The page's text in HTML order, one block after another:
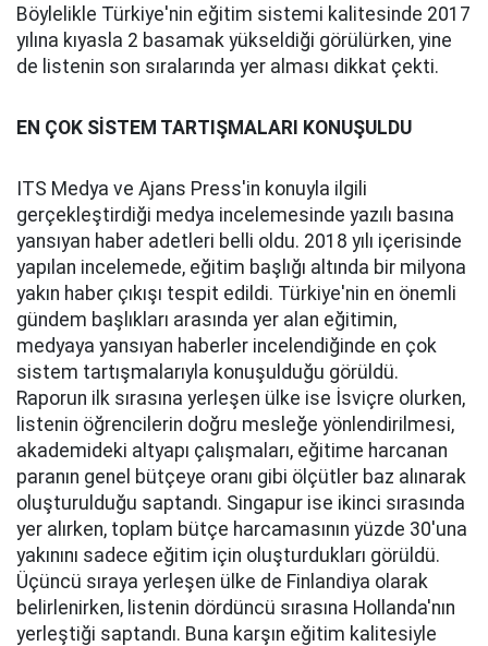
Böylelikle Türkiye'nin eğitim sistemi kalitesinde 2017
yılına kıyasla 2 basamak yükseldiği görülürken, yine
de listenin son sıralarında yer alması dikkat çekti.
EN ÇOK SİSTEM TARTIŞMALARI KONUŞULDU
ITS Medya ve Ajans Press'in konuyla ilgili
gerçekleştirdiği medya incelemesinde yazılı basına
yansıyan haber adetleri belli oldu. 2018 yılı içerisinde
yapılan incelemede, eğitim başlığı altında bir milyona
yakın haber çıkışı tespit edildi. Türkiye'nin en önemli
gündem başlıkları arasında yer alan eğitimin,
medyaya yansıyan haberler incelendiğinde en çok
sistem tartışmalarıyla konuşulduğu görüldü.
Raporun ilk sırasına yerleşen ülke ise İsviçre olurken,
listenin öğrencilerin doğru mesleğe yönlendirilmesi,
akademideki altyapı çalışmaları, eğitime harcanan
paranın genel bütçeye oranı gibi ölçütler baz alınarak
oluşturulduğu saptandı. Singapur ise ikinci sırasında
yer alırken, toplam bütçe harcamasının yüzde 30'una
yakınını sadece eğitim için oluşturdukları görüldü.
Üçüncü sıraya yerleşen ülke de Finlandiya olarak
belirlenirken, listenin dördüncü sırasına Hollanda'nın
yerleştiği saptandı. Buna karşın eğitim kalitesiyle